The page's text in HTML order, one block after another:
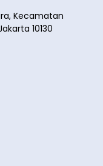
Kecamatan
10130